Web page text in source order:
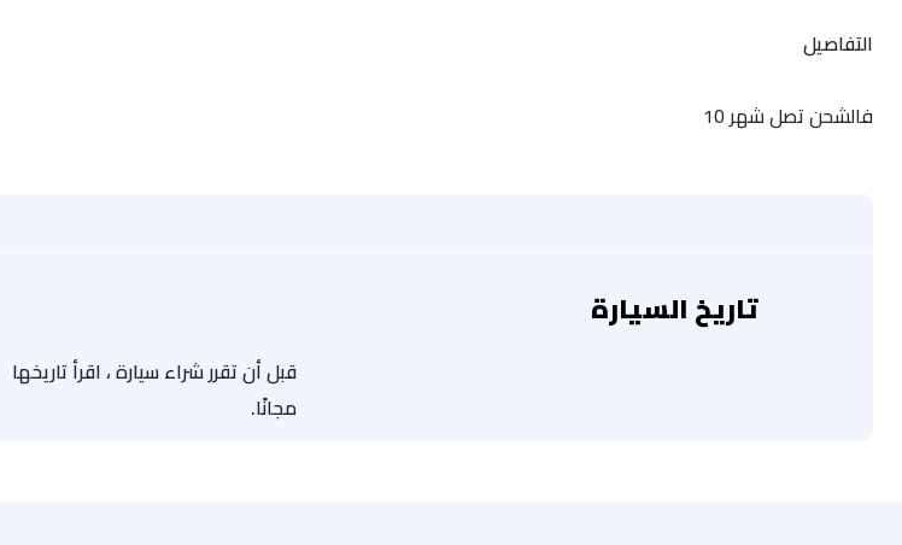
التفاصيل
فالشحن تصل شهر 10
تاريخ السيارة
قبل أن تقرر شراء سيارة ، اقرأ تاريخها
مجانًا.